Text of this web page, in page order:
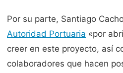
Por su parte, Santiago
Autoridad Portuaria «por
creer en este proyecto, así
colaboradores que hacen